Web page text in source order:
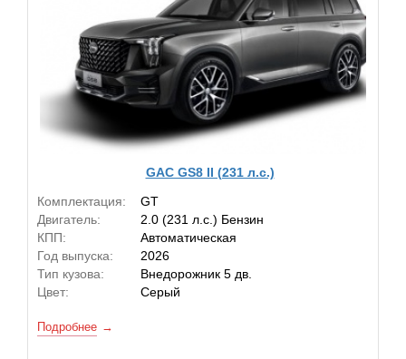
GAC GS8 II (231 л.с.)
Комплектация:
GT
Двигатель:
2.0 (231 л.с.) Бензин
КПП:
Автоматическая
Год выпуска:
2026
Тип кузова:
Внедорожник 5 дв.
Цвет:
Серый
Подробнее